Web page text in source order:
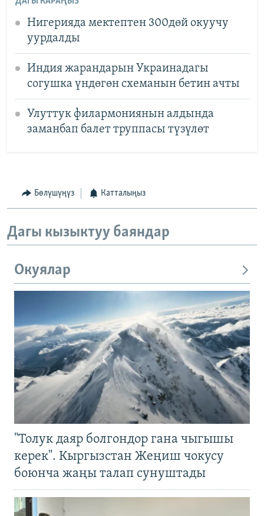
Нигерияда мектептен 300дөй окуучу
уурдалды
Индия жарандарын Украинадагы
согушка үндөгөн схеманын бетин ачты
Улуттук филармониянын алдында
заманбап балет труппасы түзүлөт
Бөлүшүңүз Катталыңыз
Дагы кызыктуу баяндар
Окуялар
"Толук даяр болгондор гана чыгышы
керек". Кыргызстан Жеңиш чокусу
боюнча жаңы талап сунуштады